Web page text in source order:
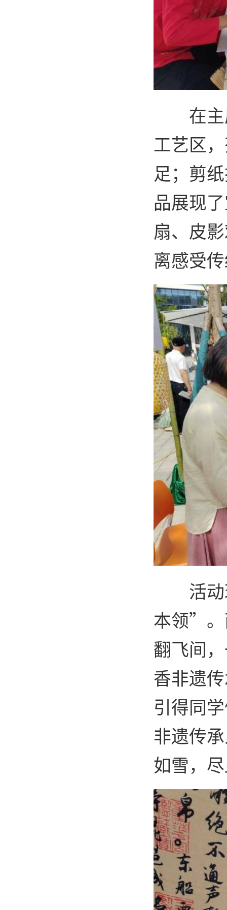
在
工艺区
足；剪
品展现
扇、皮
离感受
活
本领”。
翻飞间
香非遗
引得同
非遗传
如雪，